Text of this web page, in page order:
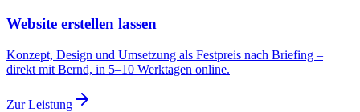
Website erstellen lassen
Konzept, Design und Umsetzung als Festpreis nach Briefing –
direkt mit Bernd, in 5–10 Werktagen online.
Zur Leistung